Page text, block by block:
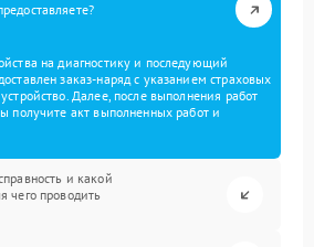
на диагностику и последующий
заказ-наряд с указанием страховых
Далее, после выполнения работ
получите акт выполненных работ и
и какой
чего проводить